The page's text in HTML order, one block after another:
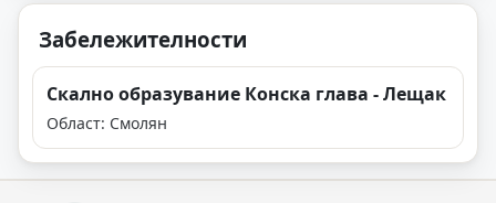
Забележителности
Скално образувание Конска глава - Лещак
Област: Смолян